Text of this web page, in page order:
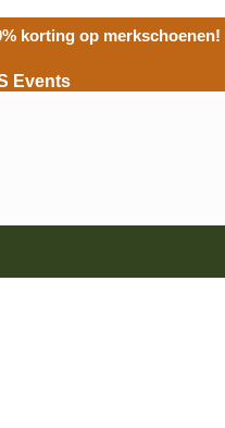
korting op merkschoenen!
Events